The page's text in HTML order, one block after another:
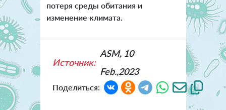
потеря среды обитания и
изменение климата.
Источник:
ASM, 10
Feb.,2023
Поделиться: